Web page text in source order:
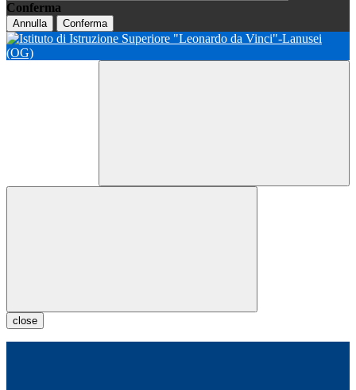
Conferma
Annulla Conferma
close